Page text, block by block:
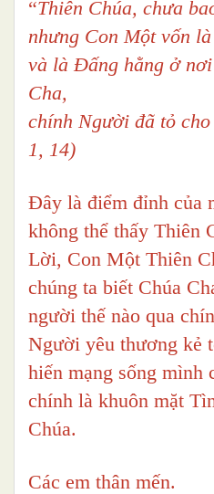
“Thiên Chúa, chưa
nhưng Con Một vốn
và là Đấng hằng ở
Cha,
chính Người đã tỏ
1, 14)
Đây là điểm đỉnh của
không thể thấy Thiên
Lời, Con Một Thiên
chúng ta biết Chúa
người thế nào qua
Người yêu thương kẻ
hiến mạng sống
chính là khuôn mặt
Chúa.
Các em thân mến.